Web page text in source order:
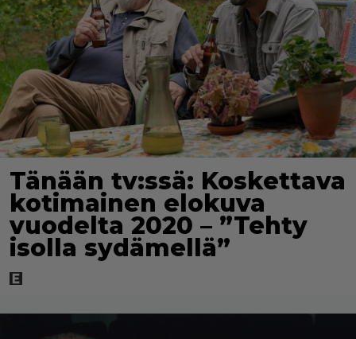
Tänään tv:ssä: Koskettava
kotimainen elokuva
vuodelta 2020 – ”Tehty
isolla sydämellä”